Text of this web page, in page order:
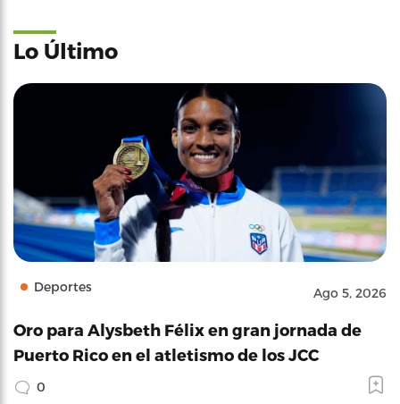
Lo Último
Deportes Ago 5, 2026
Oro para Alysbeth Félix en gran jornada de
Puerto Rico en el atletismo de los JCC
0